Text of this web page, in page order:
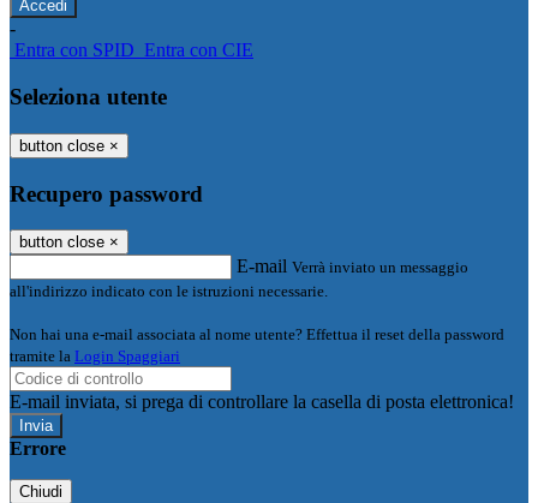
-
Entra con SPID Entra con CIE
Seleziona utente
button close ×
Recupero password
button close ×
E-mail Verrà inviato un messaggio
all'indirizzo indicato con le istruzioni necessarie.
Non hai una e-mail associata al nome utente? Effettua il reset della password
tramite la Login Spaggiari
E-mail inviata, si prega di controllare la casella di posta elettronica!
Errore
Chiudi